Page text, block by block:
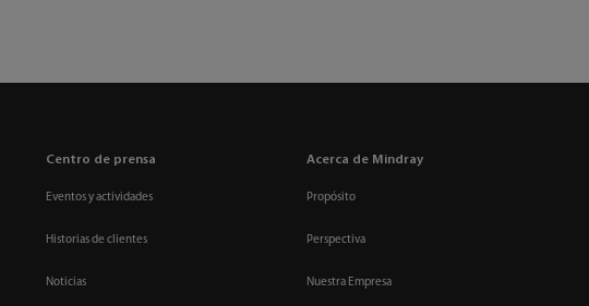
Centro de prensa
Eventos y actividades
Historias de clientes
Noticias
Acerca de Mindray
Propósito
Perspectiva
Nuestra Empresa